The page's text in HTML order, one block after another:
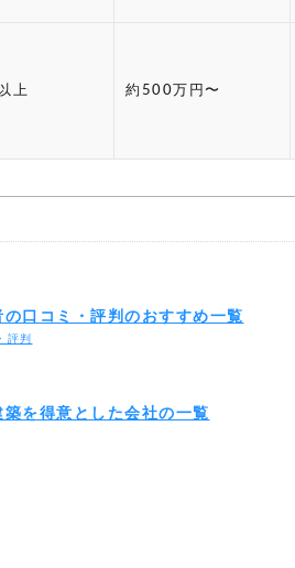
上 約500万円〜
口コミ・評判のおすすめ一覧
評判
を得意とした会社の一覧